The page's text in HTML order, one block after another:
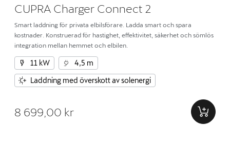
CUPRA Charger Connect 2
Smart laddning för privata elbilsförare. Ladda smart och spara
kostnader. Konstruerad för hastighet, effektivitet, säkerhet och sömlös
integration mellan hemmet och elbilen.
11 kW
4,5 m
Laddning med överskott av solenergi
8 699,00 kr